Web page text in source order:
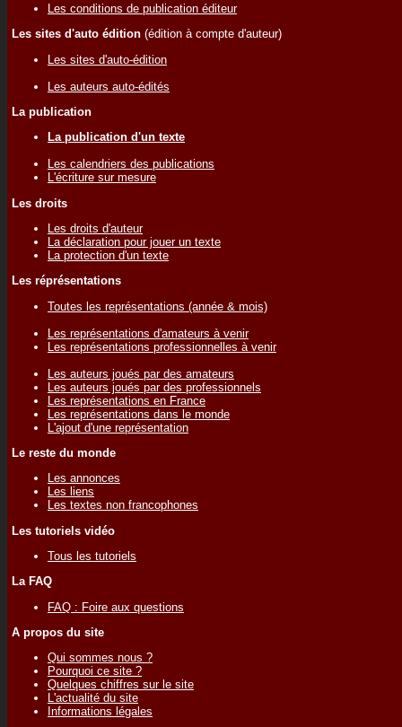
Les conditions de publication éditeur
Les sites d'auto édition (édition à compte d'auteur)
Les sites d'auto-édition
Les auteurs auto-édités
La publication
La publication d'un texte
Les calendriers des publications
L'écriture sur mesure
Les droits
Les droits d'auteur
La déclaration pour jouer un texte
La protection d'un texte
Les réprésentations
Toutes les représentations (année & mois)
Les représentations d'amateurs à venir
Les représentations professionnelles à venir
Les auteurs joués par des amateurs
Les auteurs joués par des professionnels
Les représentations en France
Les représentations dans le monde
L'ajout d'une représentation
Le reste du monde
Les annonces
Les liens
Les textes non francophones
Les tutoriels vidéo
Tous les tutoriels
La FAQ
FAQ : Foire aux questions
A propos du site
Qui sommes nous ?
Pourquoi ce site ?
Quelques chiffres sur le site
L'actualité du site
Informations légales